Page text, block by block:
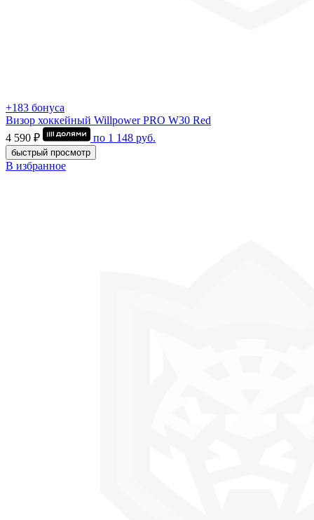
+183 бонуса
Визор хоккейный Willpower PRO W30 Red
4 590 ₽
по 1 148 руб.
быстрый просмотр
В избранное